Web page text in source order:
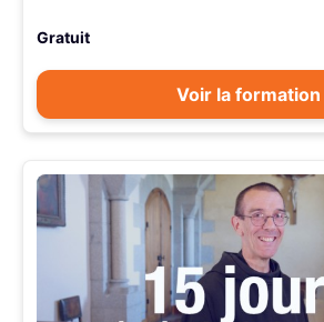
Gratuit
Voir la formation